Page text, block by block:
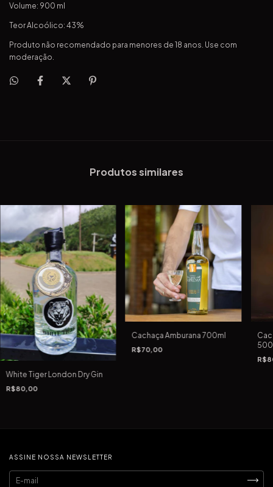
Volume: 900 ml
Teor Alcoólico: 43%
Produto não recomendado para menores de 18 anos. Use com
moderação.
Produtos similares
White Tiger London Dry Gin
R$80,00
Cachaça Amburana 700ml
R$70,00
ASSINE NOSSA NEWSLETTER